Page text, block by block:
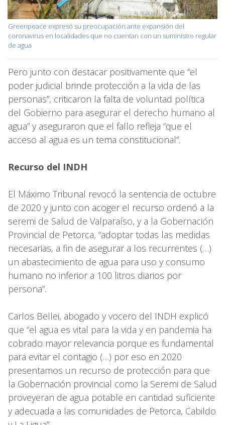
Greenpeace expresó su preocupación ante expansión del
coronavirus en localidades que no cuentan con un suministro regular
de agua
Pero junto con destacar positivamente que “el
poder judicial brinde protección a la vida de las
personas”, criticaron la falta de voluntad política
del Gobierno para asegurar el derecho humano al
agua” y aseguraron que el fallo refleja “que el
acceso al agua es un tema constitucional”.
Recurso del INDH
El Máximo Tribunal revocó la sentencia de octubre
de 2020 y junto con acoger el recurso ordenó a la
seremi de Salud de Valparaíso, y a la Gobernación
Provincial de Petorca, “adoptar todas las medidas
necesarias, a fin de asegurar a los recurrentes (…)
un abastecimiento de agua para uso y consumo
humano no inferior a 100 litros diarios por
persona”.
Carlos Bellei, abogado y vocero del INDH explicó
que “el agua es vital para la vida y en pandemia ha
cobrado mayor relevancia porque es fundamental
para evitar el contagio (…) por eso en 2020
presentamos un recurso de protección para que
la Gobernación provincial como la Seremi de Salud
proveyeran de agua potable en cantidad suficiente
y adecuada a las comunidades de Petorca, Cabildo